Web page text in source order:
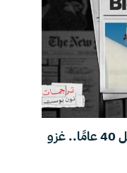
ترامب هدد بالاستيلاء عليها قبل 40 عامًا.. غزو